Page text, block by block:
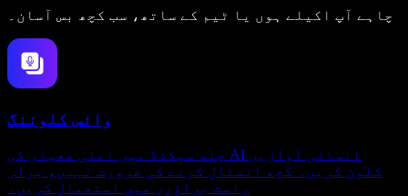
چاہے آپ اکیلے ہوں یا ٹیم کے ساتھ، سب کچھ بس آسان۔
وائس کلوننگ
چند سیکنڈ میں اعلیٰ معیار کی AI انسانی آوازیں
کلون کریں۔ کچھ انسٹال کرنے کی ضرورت نہیں، براہِ
راست براؤزر میں استعمال کریں۔